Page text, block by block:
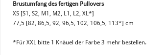
Brustumfang des fertigen Pullovers
XS [S1, S2, M1, M2, L1, L2, XL*]
77,5 [82, 86,5, 92, 96,5, 102, 106,5, 113*] cm
*Für XXL bitte 1 Knäuel der Farbe 3 mehr bestellen.